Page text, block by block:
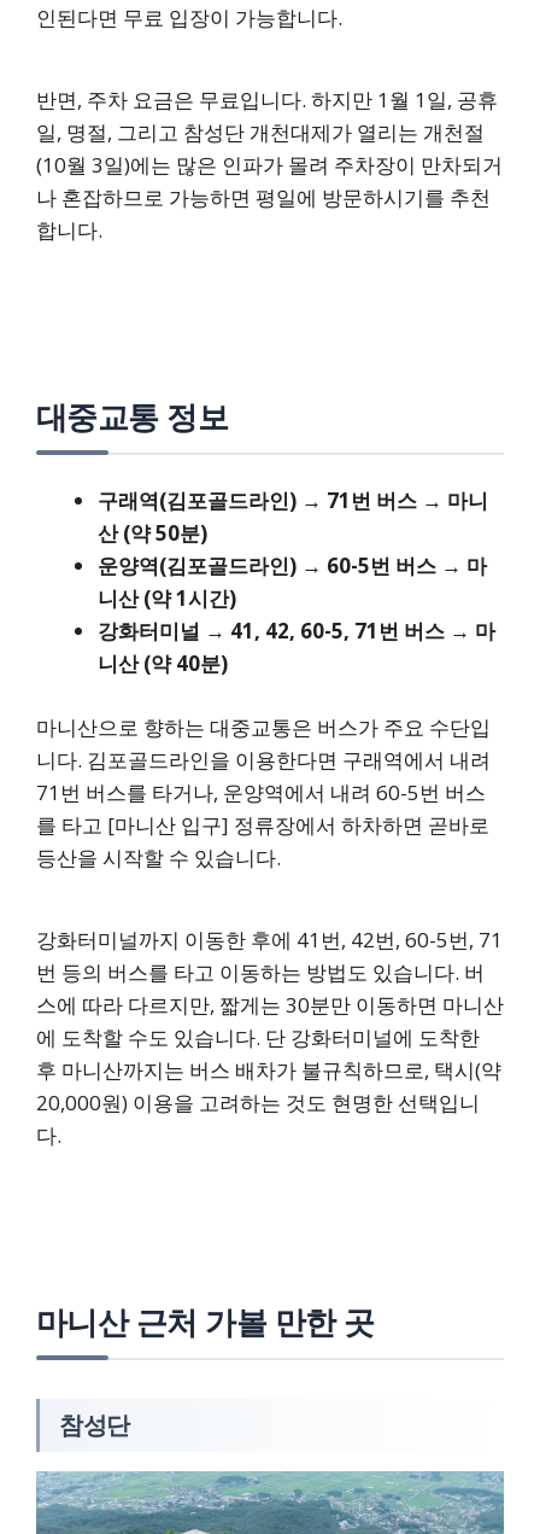
인된다면 무료 입장이 가능합니다.
반면, 주차 요금은 무료입니다. 하지만 1월 1일, 공휴
일, 명절, 그리고 참성단 개천대제가 열리는 개천절
(10월 3일)에는 많은 인파가 몰려 주차장이 만차되거
나 혼잡하므로 가능하면 평일에 방문하시기를 추천
합니다.
대중교통 정보
구래역(김포골드라인) → 71번 버스 → 마니
산 (약 50분)
운양역(김포골드라인) → 60-5번 버스 → 마
니산 (약 1시간)
강화터미널 → 41, 42, 60-5, 71번 버스 → 마
니산 (약 40분)
마니산으로 향하는 대중교통은 버스가 주요 수단입
니다. 김포골드라인을 이용한다면 구래역에서 내려
71번 버스를 타거나, 운양역에서 내려 60-5번 버스
를 타고 [마니산 입구] 정류장에서 하차하면 곧바로
등산을 시작할 수 있습니다.
강화터미널까지 이동한 후에 41번, 42번, 60-5번, 71
번 등의 버스를 타고 이동하는 방법도 있습니다. 버
스에 따라 다르지만, 짧게는 30분만 이동하면 마니산
에 도착할 수도 있습니다. 단 강화터미널에 도착한
후 마니산까지는 버스 배차가 불규칙하므로, 택시(약
20,000원) 이용을 고려하는 것도 현명한 선택입니
다.
마니산 근처 가볼 만한 곳
참성단